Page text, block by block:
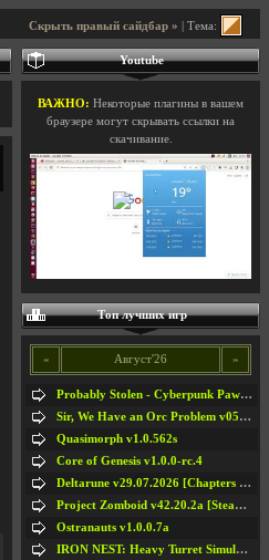
Скрыть правый сайдбар » | Тема:
Youtube
ВАЖНО: Некоторые плагины в вашем
браузере могут скрывать ссылки на
скачивание.
Топ лучших игр
« Август'26 »
Probably Stolen - Cyberpunk Pawnshop Simulator v048c [Playtest]
Sir, We Have an Orc Problem v05.08.2026
Quasimorph v1.0.562s
Core of Genesis v1.0.0-rc.4
Deltarune v29.07.2026 [Chapters 1-5] / + RUS [Chapters 1-5]
Project Zomboid v42.20.2a [Steam Early Access]
Ostranauts v1.0.0.7a
IRON NEST: Heavy Turret Simulator v1.0a